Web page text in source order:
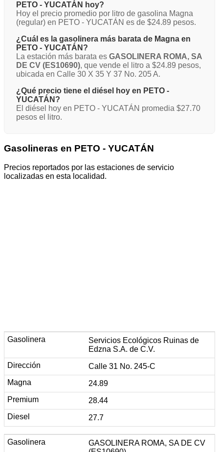
PETO - YUCATÁN hoy?
Hoy el precio promedio por litro de gasolina Magna
(regular) en PETO - YUCATÁN es de $24.89 pesos.
¿Cuál es la gasolinera más barata de Magna en
PETO - YUCATÁN?
La estación más barata es GASOLINERA ROMA, SA
DE CV (ES10690), que vende el litro a $24.89 pesos,
ubicada en Calle 30 X 35 Y 37 No. 205 A.
¿Qué precio tiene el diésel hoy en PETO -
YUCATÁN?
El diésel hoy en PETO - YUCATÁN promedia $27.70
pesos el litro.
Gasolineras en PETO - YUCATÁN
Precios reportados por las estaciones de servicio
localizadas en esta localidad.
Servicios Ecológicos Ruinas de
Edzna S.A. de C.V.
Calle 31 No. 245-C
24.89
28.44
27.7
GASOLINERA ROMA, SA DE CV